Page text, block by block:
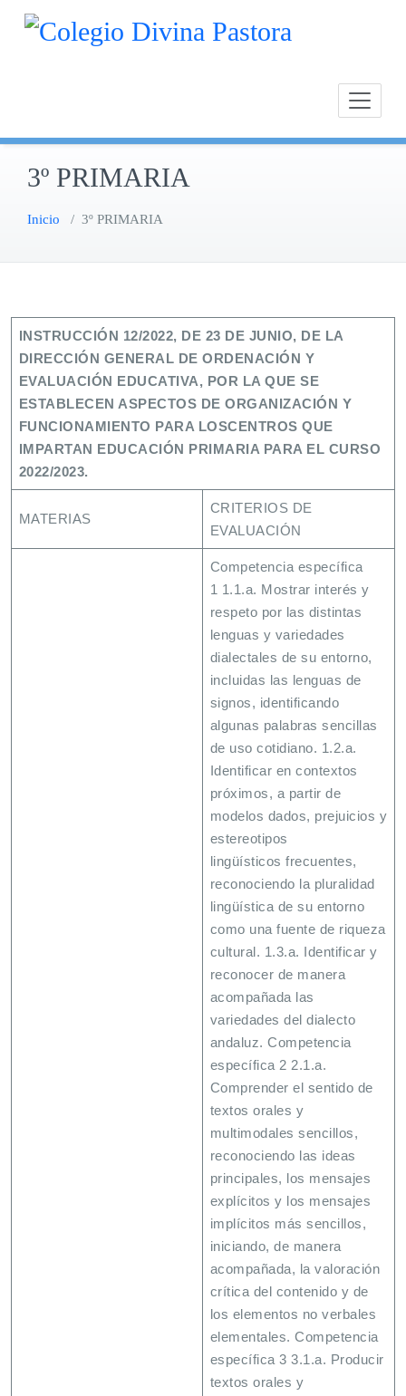
Saltar
3º PRIMARIA
Inicio / 3º PRIMARIA
INSTRUCCIÓN 12/2022, DE 23 DE JUNIO, DE LA
DIRECCIÓN GENERAL DE ORDENACIÓN Y
EVALUACIÓN EDUCATIVA, POR LA QUE SE
ESTABLECEN ASPECTOS DE ORGANIZACIÓN Y
FUNCIONAMIENTO PARA LOSCENTROS QUE
IMPARTAN EDUCACIÓN PRIMARIA PARA EL CURSO
2022/2023.
MATERIAS
CRITERIOS DE
EVALUACIÓN
Competencia específica
1 1.1.a. Mostrar interés y
respeto por las distintas
lenguas y variedades
dialectales de su entorno,
incluidas las lenguas de
signos, identificando
algunas palabras sencillas
de uso cotidiano. 1.2.a.
Identificar en contextos
próximos, a partir de
modelos dados, prejuicios y
estereotipos
lingüísticos frecuentes,
reconociendo la pluralidad
lingüística de su entorno
como una fuente de riqueza
cultural. 1.3.a. Identificar y
reconocer de manera
acompañada las
variedades del dialecto
andaluz. Competencia
específica 2 2.1.a.
Comprender el sentido de
textos orales y
multimodales sencillos,
reconociendo las ideas
principales, los mensajes
explícitos y los mensajes
implícitos más sencillos,
iniciando, de manera
acompañada, la valoración
crítica del contenido y de
los elementos no verbales
elementales. Competencia
específica 3 3.1.a. Producir
textos orales y